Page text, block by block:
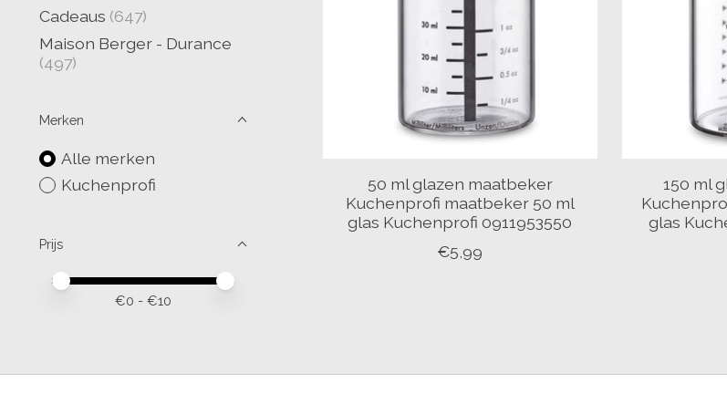
Cadeaus (647)
Maison Berger - Durance
(497)
Merken
Alle merken
Kuchenprofi
Prijs
Minimale prijswaarde
Price maximum value
€0 - €10
50 ml glazen maatbeker
Kuchenprofi maatbeker 50 ml
glas Kuchenprofi 0911953550
€5,99
150 ml
glas